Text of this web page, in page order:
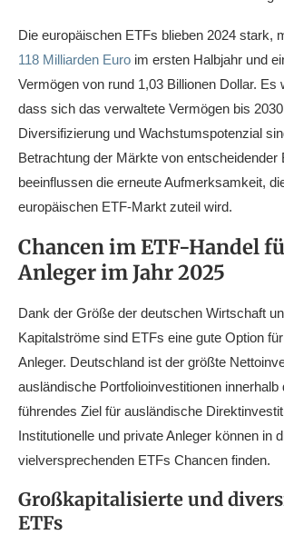
Die europäischen ETFs blieben 2024 stark,
118 Milliarden Euro im ersten Halbjahr und
Vermögen von rund 1,03 Billionen Dollar. Es
dass sich das verwaltete Vermögen bis
Diversifizierung und Wachstumspotenzial
Betrachtung der Märkte von entscheidender
beeinflussen die erneute Aufmerksamkeit,
europäischen ETF-Markt zuteil wird.
Chancen im ETF-Handel
Anleger im Jahr 2025
Dank der Größe der deutschen Wirtschaft
Kapitalströme sind ETFs eine gute Option
Anleger. Deutschland ist der größte
ausländische Portfolioinvestitionen innerhalb
führendes Ziel für ausländische
Institutionelle und private Anleger können in
vielversprechenden ETFs Chancen finden.
Großkapitalisierte und
ETFs